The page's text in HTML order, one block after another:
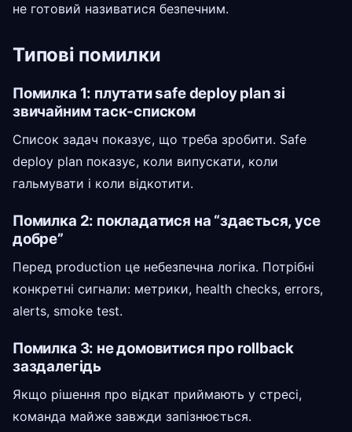
не готовий називатися безпечним.
Типові помилки
Помилка 1: плутати safe deploy plan зі
звичайним таск-списком
Список задач показує, що треба зробити. Safe
deploy plan показує, коли випускати, коли
гальмувати і коли відкотити.
Помилка 2: покладатися на “здається, усе
добре”
Перед production це небезпечна логіка. Потрібні
конкретні сигнали: метрики, health checks, errors,
alerts, smoke test.
Помилка 3: не домовитися про rollback
заздалегідь
Якщо рішення про відкат приймають у стресі,
команда майже завжди запізнюється.